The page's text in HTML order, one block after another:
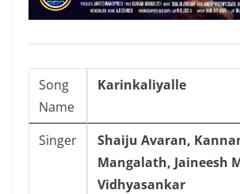
Song
Name
Karinkaliyalle
Singer
Shaiju Avaran,
Mangalath, Jaineesh
Vidhyasankar